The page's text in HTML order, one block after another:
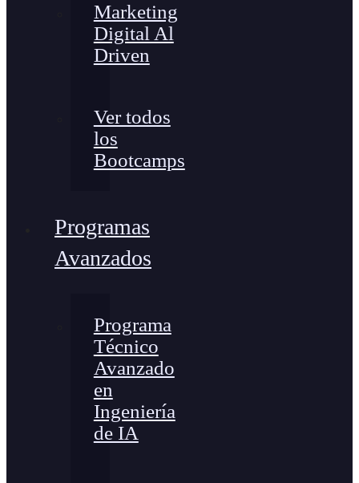
Marketing
Digital Al
Driven
Ver todos
los
Bootcamps
Programas
Avanzados
Programa
Técnico
Avanzado
en
Ingeniería
de IA